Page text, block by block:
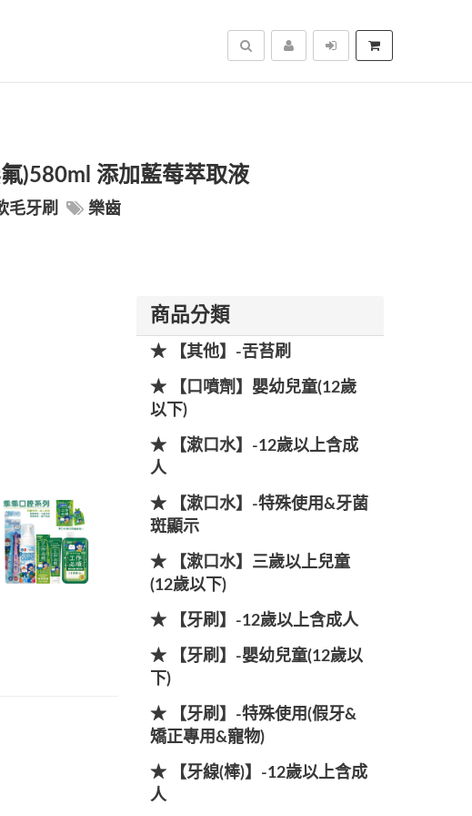
搜尋
)580ml 添加藍莓萃取液
毛牙刷 樂齒
商品分類
★ 【其他】-舌苔刷
★ 【口噴劑】嬰幼兒童(12歲
以下)
★ 【漱口水】-12歲以上含成
人
★ 【漱口水】-特殊使用&牙菌
斑顯示
★ 【漱口水】三歲以上兒童
(12歲以下)
★ 【牙刷】-12歲以上含成人
★ 【牙刷】-嬰幼兒童(12歲以
下)
★ 【牙刷】-特殊使用(假牙&
矯正專用&寵物)
★ 【牙線(棒)】-12歲以上含成
人